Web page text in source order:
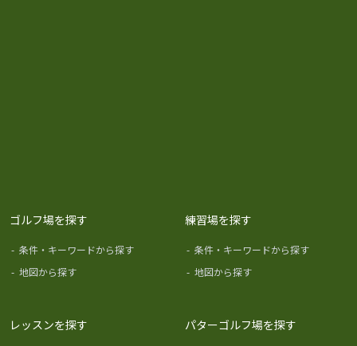
ゴルフ場を探す
- 条件・キーワードから探す
- 地図から探す
練習場を探す
- 条件・キーワードから探す
- 地図から探す
レッスンを探す パターゴルフ場を探す